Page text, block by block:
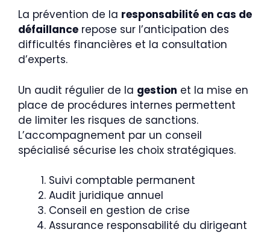
La prévention de la responsabilité en cas de
défaillance repose sur l’anticipation des
difficultés financières et la consultation
d’experts.
Un audit régulier de la gestion et la mise en
place de procédures internes permettent
de limiter les risques de sanctions.
L’accompagnement par un conseil
spécialisé sécurise les choix stratégiques.
Suivi comptable permanent
Audit juridique annuel
Conseil en gestion de crise
Assurance responsabilité du dirigeant